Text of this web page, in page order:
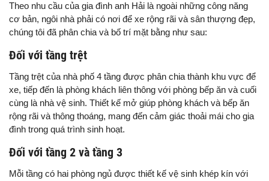
Theo nhu cầu của gia đình anh Hải là ngoài những công năng
cơ bản, ngôi nhà phải có nơi để xe rộng rãi và sân thượng đẹp,
chúng tôi đã phân chia và bố trí mặt bằng như sau:
Đối với tầng trệt
Tầng trệt của nhà phố 4 tầng được phân chia thành khu vực để
xe, tiếp đến là phòng khách liên thông với phòng bếp ăn và cuối
cùng là nhà vệ sinh. Thiết kế mở giúp phòng khách và bếp ăn
rộng rãi và thông thoáng, mang đến cảm giác thoải mái cho gia
đình trong quá trình sinh hoạt.
Đối với tầng 2 và tầng 3
Mỗi tầng có hai phòng ngủ được thiết kế vệ sinh khép kín với